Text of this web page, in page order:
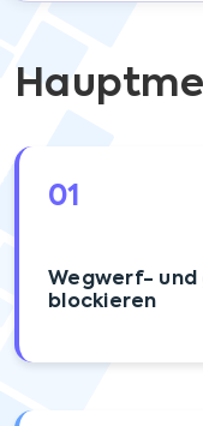
01
Wegwerf-
blockieren